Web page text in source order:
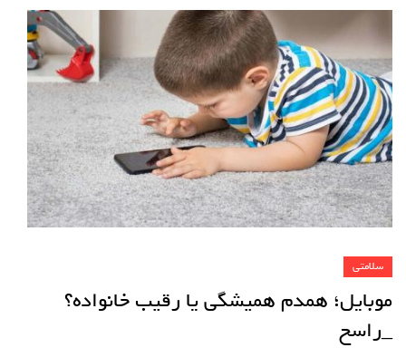
سلامتی
موبایل؛ همدم همیشگی یا رقیب خانواده؟
_راسخ